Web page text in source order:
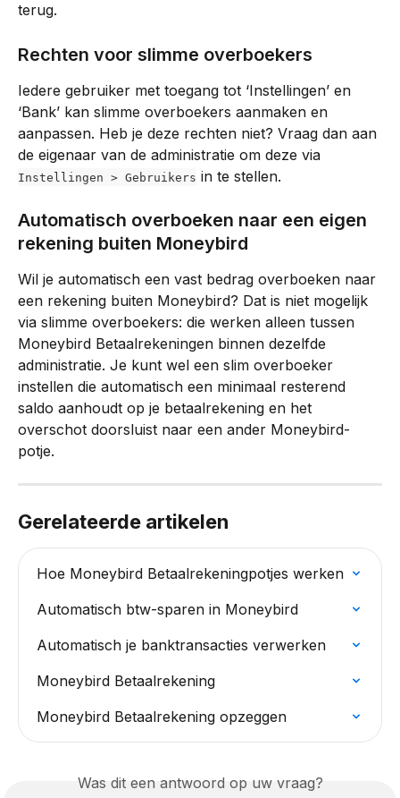
terug.
Rechten voor slimme overboekers
Iedere gebruiker met toegang tot ‘Instellingen’ en
‘Bank’ kan slimme overboekers aanmaken en
aanpassen. Heb je deze rechten niet? Vraag dan aan
de eigenaar van de administratie om deze via
Instellingen > Gebruikers in te stellen.
Automatisch overboeken naar een eigen
rekening buiten Moneybird
Wil je automatisch een vast bedrag overboeken naar
een rekening buiten Moneybird? Dat is niet mogelijk
via slimme overboekers: die werken alleen tussen
Moneybird Betaalrekeningen binnen dezelfde
administratie. Je kunt wel een slim overboeker
instellen die automatisch een minimaal resterend
saldo aanhoudt op je betaalrekening en het
overschot doorsluist naar een ander Moneybird-
potje.
Gerelateerde artikelen
Hoe Moneybird Betaalrekeningpotjes werken
Automatisch btw-sparen in Moneybird
Automatisch je banktransacties verwerken
Moneybird Betaalrekening
Moneybird Betaalrekening opzeggen
Was dit een antwoord op uw vraag?